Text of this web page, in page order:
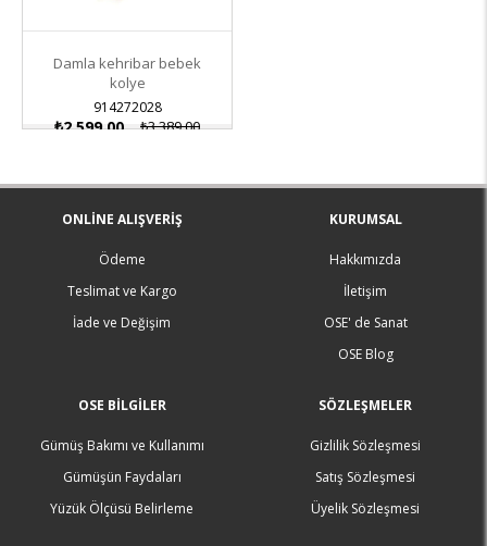
Damla kehribar bebek
kolye
914272028
₺2.599,00 ₺3.389,00
ONLINE ALIŞVERIŞ
Ödeme
Teslimat ve Kargo
İade ve Değişim
KURUMSAL
Hakkımızda
İletişim
OSE' de Sanat
OSE Blog
OSE BILGILER
Gümüş Bakımı ve Kullanımı
Gümüşün Faydaları
Yüzük Ölçüsü Belirleme
SÖZLEŞMELER
Gizlilik Sözleşmesi
Satış Sözleşmesi
Üyelik Sözleşmesi